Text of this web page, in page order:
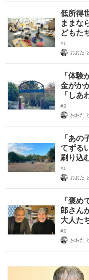
低所得
ままな
どもた
#1
おおた
「体
金がか
「しあ
#2
おおた
「あの
てずる
刷り込
#1
おおた
「褒め
郎さん
大人た
#2
おおた